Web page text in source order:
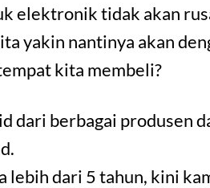
elektronik tidak akan
yakin nantinya akan
kita membeli?
dari berbagai produsen
dari 5 tahun, kini